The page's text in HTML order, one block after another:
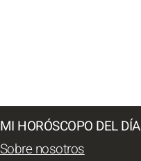
MI HORÓSCOPO DEL DÍA
Sobre nosotros